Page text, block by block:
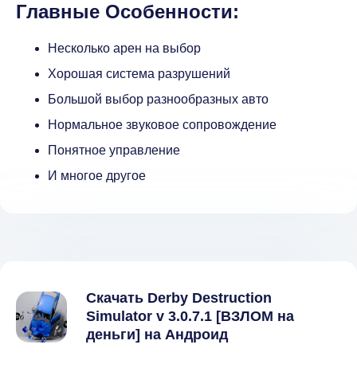
Главные Особенности:
Несколько арен на выбор
Хорошая система разрушений
Большой выбор разнообразных авто
Нормальное звуковое сопровождение
Понятное управление
И многое другое
Скачать Derby Destruction
Simulator v 3.0.7.1 [ВЗЛОМ на
деньги] на Андроид